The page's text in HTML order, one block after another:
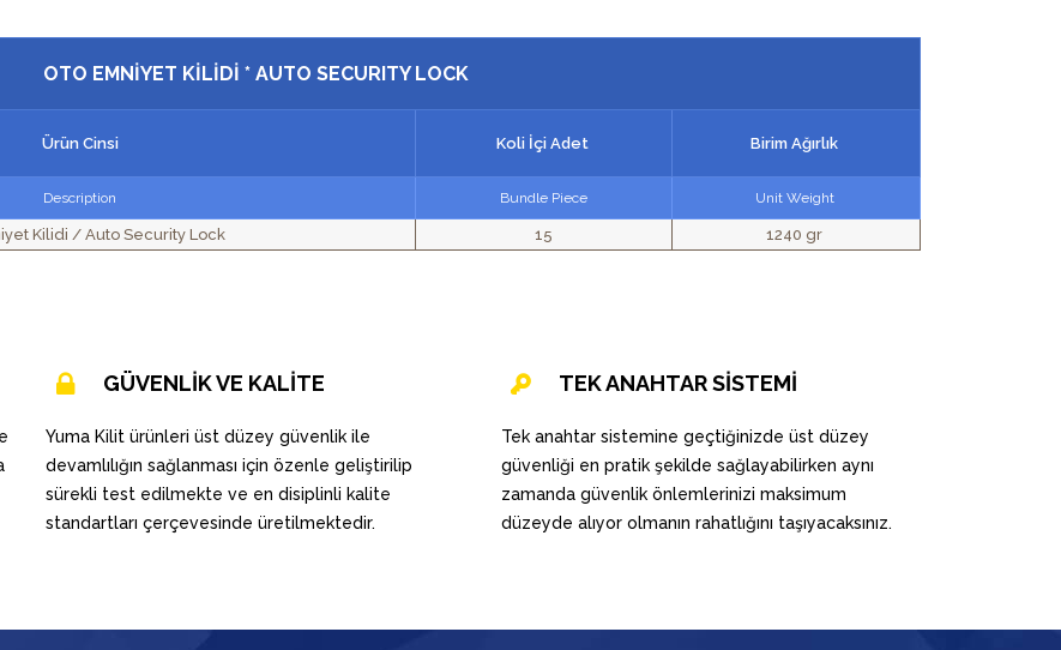
OTO EMNİYET KİLİDİ * AUTO SECURITY LOCK
Ürün Cinsi Koli İçi Adet Birim Ağırlık
Description Bundle Piece Unit Weight
Kilidi / Auto Security Lock 15 1240 gr
GÜVENLİK VE KALİTE
Yuma Kilit ürünleri üst düzey güvenlik ile
devamlılığın sağlanması için özenle geliştirilip
sürekli test edilmekte ve en disiplinli kalite
standartları çerçevesinde üretilmektedir.
TEK ANAHTAR SİSTEMİ
Tek anahtar sistemine geçtiğinizde üst düzey
güvenliği en pratik şekilde sağlayabilirken aynı
zamanda güvenlik önlemlerinizi maksimum
düzeyde alıyor olmanın rahatlığını taşıyacaksınız.